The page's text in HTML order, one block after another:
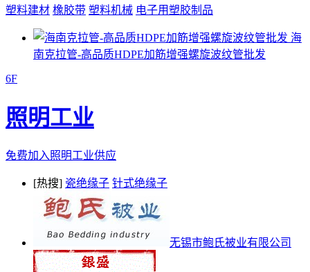
塑料建材 橡胶带 塑料机械 电子用塑胶制品
海
南克拉管-高品质HDPE加筋增强螺旋波纹管批发
6F
照明工业
免费加入照明工业供应
[热搜] 瓷绝缘子 针式绝缘子
无锡市鲍氏被业有限公司